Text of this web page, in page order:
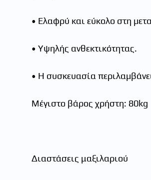
• Ελαφρύ και εύκολο στη
• Yψηλής ανθεκτικότητας.
• Η συσκευασία
Mέγιστο βάρος χρήστη: 80kg
Διαστάσεις μαξιλαριού